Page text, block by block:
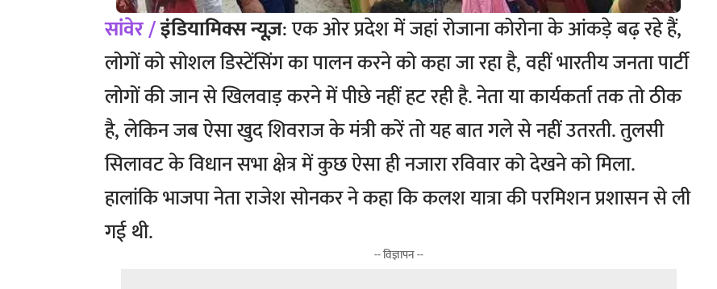
सांवेर /इंडियामिक्स न्यूज़: एक ओर प्रदेश में जहां रोजाना कोरोना के आंकड़े बढ़ रहे हैं,
लोगों को सोशल डिस्टेंसिंग का पालन करने को कहा जा रहा है, वहीं भारतीय जनता पार्टी
लोगों की जान से खिलवाड़ करने में पीछे नहीं हट रही है. नेता या कार्यकर्ता तक तो ठीक
है, लेकिन जब ऐसा खुद शिवराज के मंत्री करें तो यह बात गले से नहीं उतरती. तुलसी
सिलावट के विधान सभा क्षेत्र में कुछ ऐसा ही नजारा रविवार को देखने को मिला.
हालांकि भाजपा नेता राजेश सोनकर ने कहा कि कलश यात्रा की परमिशन प्रशासन से ली
गई थी.
-- विज्ञापन --